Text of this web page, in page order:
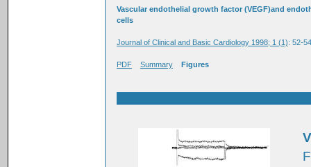
Vascular endothelial growth factor (VEGF)and
cells
Journal of Clinical and Basic Cardiology 1998; 1 (1): 52-54
PDF Summary Figures